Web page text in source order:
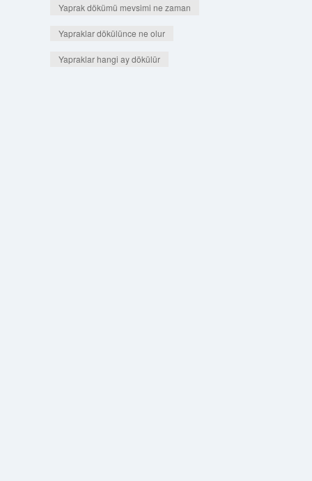
Yaprak dökümü mevsimi ne zaman
Yapraklar dökülünce ne olur
Yapraklar hangi ay dökülür